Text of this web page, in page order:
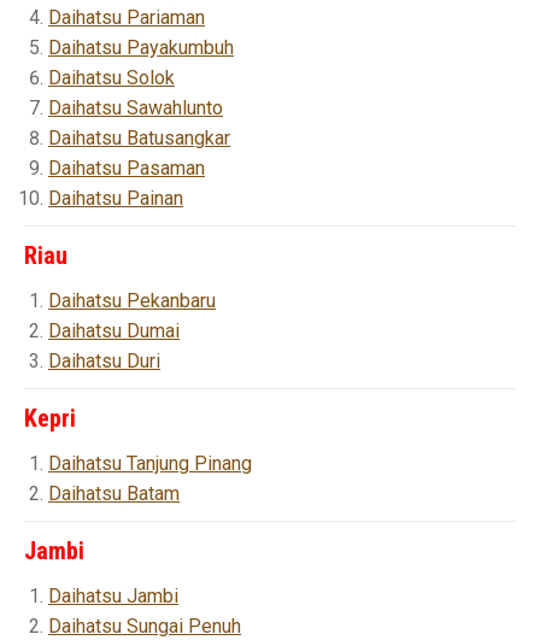
Daihatsu Pariaman
Daihatsu Payakumbuh
Daihatsu Solok
Daihatsu Sawahlunto
Daihatsu Batusangkar
Daihatsu Pasaman
Daihatsu Painan
Riau
Daihatsu Pekanbaru
Daihatsu Dumai
Daihatsu Duri
Kepri
Daihatsu Tanjung Pinang
Daihatsu Batam
Jambi
Daihatsu Jambi
Daihatsu Sungai Penuh